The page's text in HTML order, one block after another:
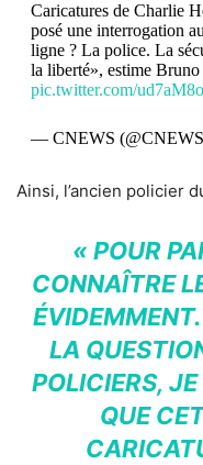
Caricatures de Charlie
posé une interrogation
ligne ? La police. La
la liberté», estime
pic.twitter.com/
— CNEWS
Ainsi, l’ancien policier
« POUR
CONNAÎTRE
LA
POLICIERS,
QUE